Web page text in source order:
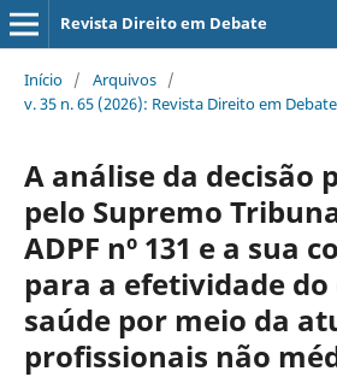
Revista Direito em Debate
Início / Arquivos /
v. 35 n. 65 (2026): Revista Direito em Debate
A análise da decisão
pelo Supremo
ADPF nº 131 e a sua
para a efetividade
saúde por meio da
profissionais não